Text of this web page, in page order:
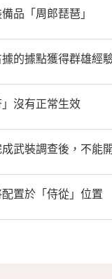
品「周郎琵琶」
據的據點獲得群雄經
」沒有正常生效
成武裝調查後，不能
置於「侍從」位置